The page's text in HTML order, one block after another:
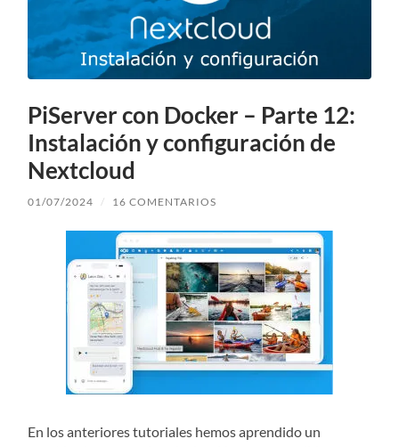
PiServer con Docker – Parte 12:
Instalación y configuración de
Nextcloud
01/07/2024 / 16 COMENTARIOS
En los anteriores tutoriales hemos aprendido un